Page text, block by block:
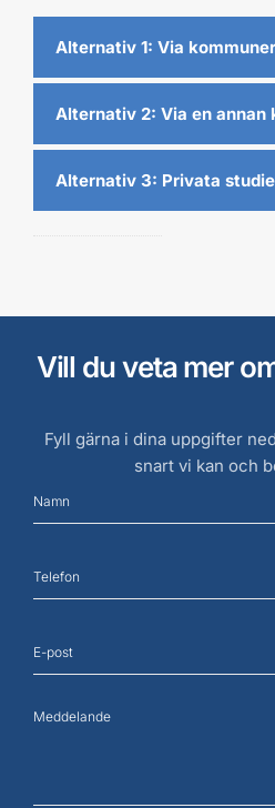
Alternativ 1: Via
Alternativ 2: Via en annan
Alternativ 3: Privata
Vill du veta mer
Fyll gärna i dina uppgifter
snart vi kan och